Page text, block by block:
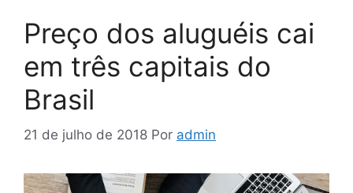
Preço dos aluguéis cai
em três capitais do
Brasil
21 de julho de 2018 Por admin